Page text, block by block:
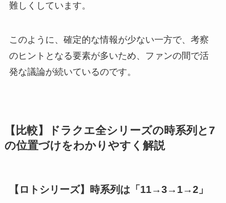
難しくしています。
このように、確定的な情報が少ない一方で、考察
のヒントとなる要素が多いため、ファンの間で活
発な議論が続いているのです。
【比較】ドラクエ全シリーズの時系列と7
の位置づけをわかりやすく解説
【ロトシリーズ】時系列は「11→3→1→2」